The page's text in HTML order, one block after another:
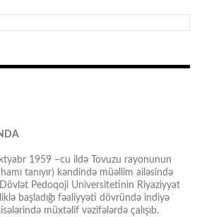
1959 –cu ildə Tovuzu rayonunun
tanıyır) kəndində müəllim ailəsində
Pedoqoji Universitetinin Riyaziyyat
başladığı fəaliyyəti dövründə indiyə
müxtəlif vəzifələrdə çalışıb.